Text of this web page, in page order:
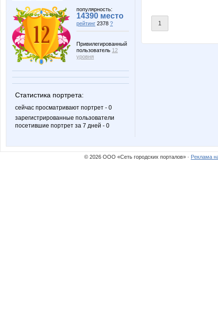
популярность:
14390 место
рейтинг 2378 ?
Привилегированный
пользователь 12
уровня
Статистика портрета:
сейчас просматривают портрет - 0
зарегистрированные пользователи
посетившие портрет за 7 дней - 0
1
© 2026 ООО «Сеть городских порталов» · Реклама